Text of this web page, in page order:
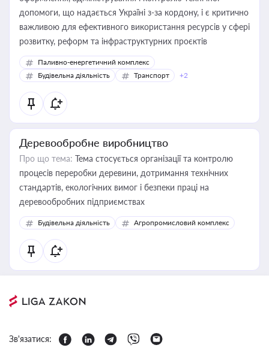
допомоги, що надається Україні з-за кордону, і є критично
важливою для ефективного використання ресурсів у сфері
розвитку, реформ та інфраструктурних проєктів
Паливно-енергетичний комплекс
Будівельна діяльність
Транспорт +2
Деревообробне виробництво
Про що тема: Тема стосується організації та контролю
процесів переробки деревини, дотримання технічних
стандартів, екологічних вимог і безпеки праці на
деревообробних підприємствах
Будівельна діяльність Агропромисловий комплекс
Зв'язатися: